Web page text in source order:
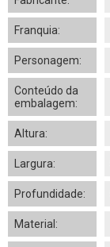
Franquia:
Personagem:
Conteúdo da
embalagem:
Altura:
Largura:
Profundidade:
Material: